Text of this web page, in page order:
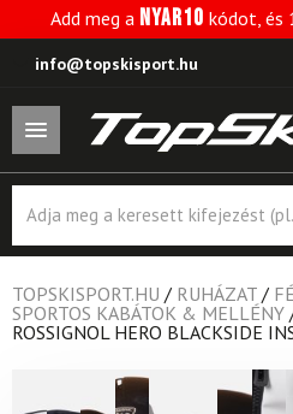
Add meg a NYAR10 kódot, és
info@topskisport.hu
search
TOPSKISPORT.HU / RUHÁZAT /
SPORTOS KABÁTOK & MELLÉNY
ROSSIGNOL HERO BLACKSIDE